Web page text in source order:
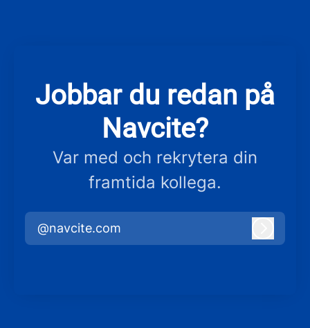
Jobbar du redan på
Navcite?
Var med och rekrytera din
framtida kollega.
@navcite.com